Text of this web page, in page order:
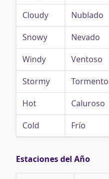
Cloudy
Nublado
Snowy
Nevado
Windy
Ventoso
Stormy
Hot
Caluroso
Cold
Frío
Estaciones del Año